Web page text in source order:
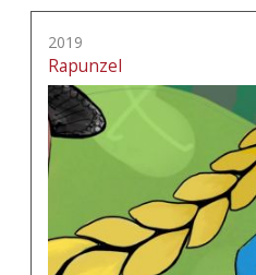
2019
Rapunzel